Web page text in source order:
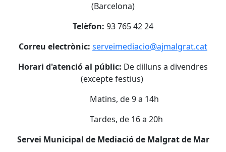
(Barcelona)
Telèfon: 93 765 42 24
Correu electrònic: serveimediacio@ajmalgrat.cat
Horari d'atenció al públic: De dilluns a divendres
(excepte festius)
Matins, de 9 a 14h
Tardes, de 16 a 20h
Servei Municipal de Mediació de Malgrat de Mar